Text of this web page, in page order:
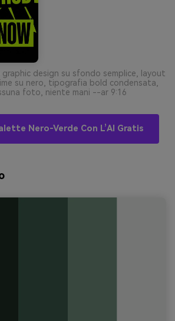
design su sfondo semplice, layout
su nero, tipografia bold condensata,
foto, niente mani --ar 9:16
Nero-Verde Con L’AI Gratis